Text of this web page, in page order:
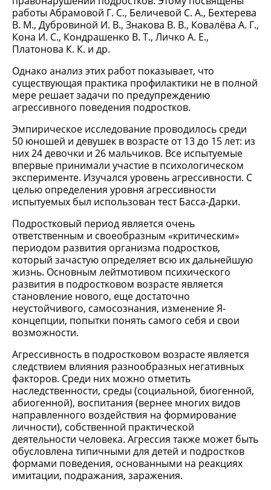
работы Абрамовой Г. С., Беличевой С. А., Бехтерева
В. М., Дубровиной И. В., Знакова В. В., Ковалёва А. Г.,
Кона И. С., Кондрашенко В. Т., Личко А. Е.,
Платонова К. К. и др.
Однако анализ этих работ показывает, что
существующая практика профилактики не в полной
мере решает задачи по предупреждению
агрессивного поведения подростков.
Эмпирическое исследование проводилось среди
50 юношей и девушек в возрасте от 13 до 15 лет: из
них 24 девочки и 26 мальчиков. Все испытуемые
впервые принимали участие в психологическом
эксперименте. Изучался уровень агрессивности. С
целью определения уровня агрессивности
испытуемых был использован тест Басса-Дарки.
Подростковый период является очень
ответственным и своеобразным «критическим»
периодом развития организма подростков,
который зачастую определяет всю их дальнейшую
жизнь. Основным лейтмотивом психического
развития в подростковом возрасте является
становление нового, еще достаточно
неустойчивого, самосознания, изменение Я-
концепции, попытки понять самого себя и свои
возможности.
Агрессивность в подростковом возрасте является
следствием влияния разнообразных негативных
факторов. Среди них можно отметить
наследственности, среды (социальной, биогенной,
абиогенной), воспитания (вернее многих видов
направленного воздействия на формирование
личности), собственной практической
деятельности человека. Агрессия также может быть
обусловлена типичными для детей и подростков
формами поведения, основанными на реакциях
имитации, подражания, заражения.